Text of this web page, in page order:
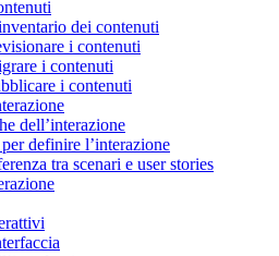
dei contenuti
i contenuti
i contenuti
i contenuti
dell’interazione
definire l’interazione
tra scenari e user stories